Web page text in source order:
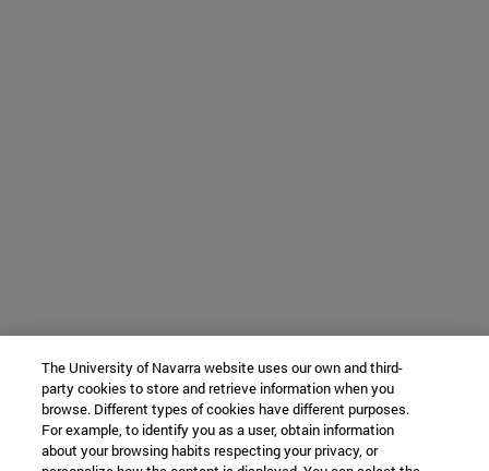
The University of Navarra website uses our own and third-
party cookies to store and retrieve information when you
browse. Different types of cookies have different purposes.
For example, to identify you as a user, obtain information
about your browsing habits respecting your privacy, or